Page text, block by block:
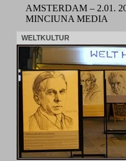
AMSTERDAM – 2.01.
MINCIUNA MEDIA
WELTKULTUR